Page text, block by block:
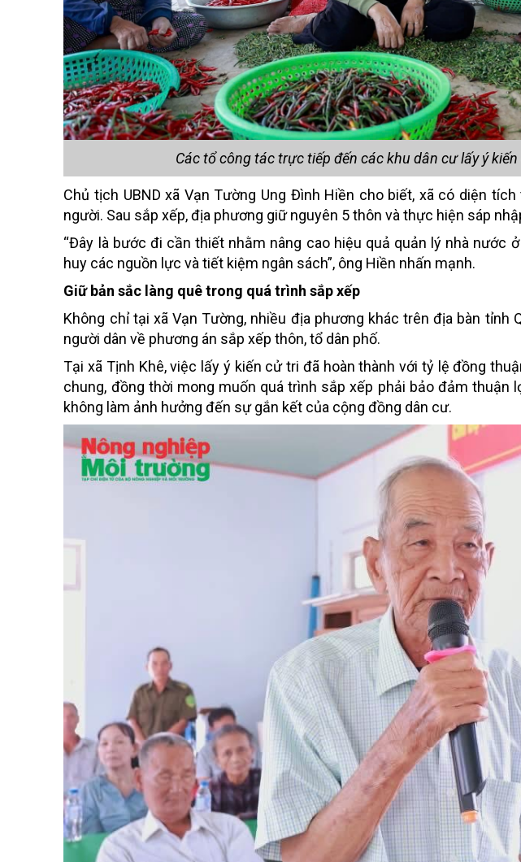
Các tổ công tác trực tiếp đến các khu dân cư lấy ý
Chủ tịch UBND xã Vạn Tường Ung Đình Hiền cho biết, xã có diện
người. Sau sắp xếp, địa phương giữ nguyên 5 thôn và thực hiện sáp
“Đây là bước đi cần thiết nhằm nâng cao hiệu quả quản lý nhà nước
huy các nguồn lực và tiết kiệm ngân sách”, ông Hiền nhấn mạnh.
Giữ bản sắc làng quê trong quá trình sắp xếp
Không chỉ tại xã Vạn Tường, nhiều địa phương khác trên địa bàn tỉnh
người dân về phương án sắp xếp thôn, tổ dân phố.
Tại xã Tịnh Khê, việc lấy ý kiến cử tri đã hoàn thành với tỷ lệ đồng
chung, đồng thời mong muốn quá trình sắp xếp phải bảo đảm thuận
không làm ảnh hưởng đến sự gắn kết của cộng đồng dân cư.